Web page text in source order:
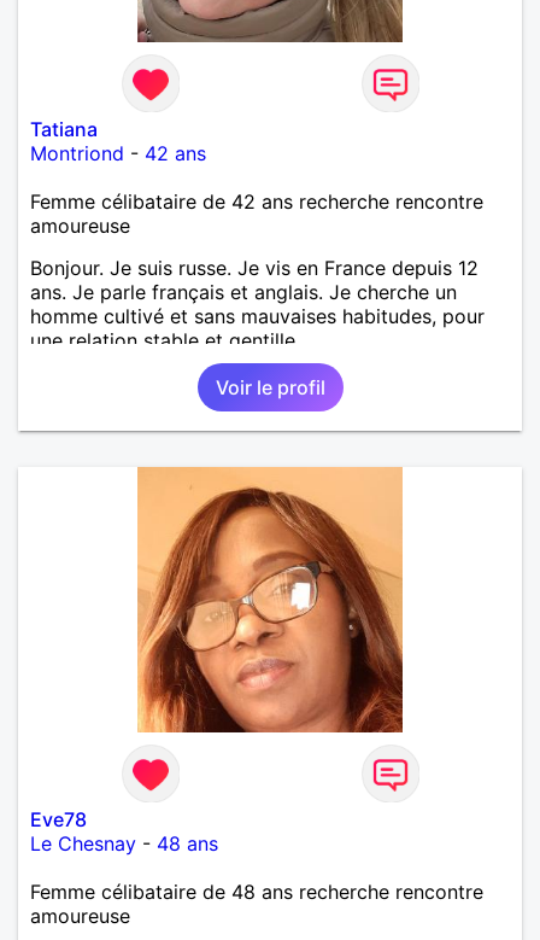
Tatiana
Montriond - 42 ans
Femme célibataire de 42 ans recherche rencontre
amoureuse
Bonjour. Je suis russe. Je vis en France depuis 12
ans. Je parle français et anglais. Je cherche un
homme cultivé et sans mauvaises habitudes, pour
une relation stable et gentille.
Voir le profil
Eve78
Le Chesnay - 48 ans
Femme célibataire de 48 ans recherche rencontre
amoureuse